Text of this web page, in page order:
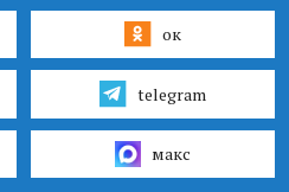
ок
telegram
макс